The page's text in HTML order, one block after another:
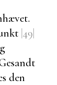
|49|
den